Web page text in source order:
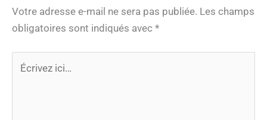
Votre adresse e-mail ne sera pas publiée. Les champs
obligatoires sont indiqués avec *